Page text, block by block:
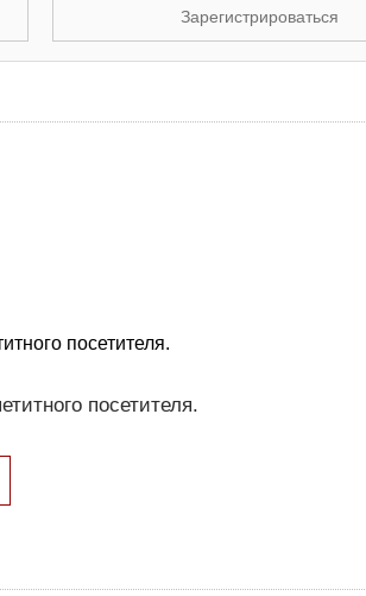
Зарегистрироваться
посетителя.
посетителя.